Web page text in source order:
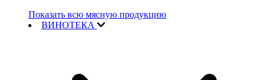
Показать всю мясную продукцию
ВИНОТЕКА